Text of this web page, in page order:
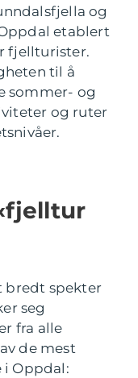
og
etablert
fjellturister.
til å
sommer- og
og ruter
bredt spekter
seg
fra alle
de mest
Oppdal: